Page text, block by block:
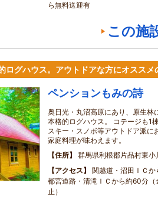
ら無料送迎有
この施
ログハウス。アウトドアな方にオススメ
ペンションもみの詩
奥日光・丸沼高原にあり、原生林
本格的ログハウス。 コテージも1
スキー・スノボ等アウトドア派に
家庭料理が味わえます。
住所
群馬県利根郡片品村東
アクセス
関越道・沼田ＩＣ
都宮道路・清滝ＩＣから約60分（
止）